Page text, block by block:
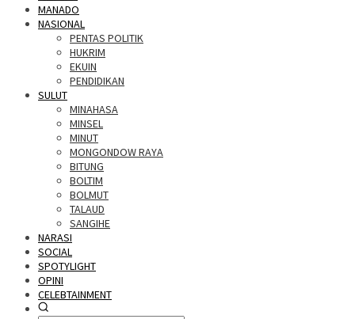
MANADO
NASIONAL
PENTAS POLITIK
HUKRIM
EKUIN
PENDIDIKAN
SULUT
MINAHASA
MINSEL
MINUT
MONGONDOW RAYA
BITUNG
BOLTIM
BOLMUT
TALAUD
SANGIHE
NARASI
SOCIAL
SPOTYLIGHT
OPINI
CELEBTAINMENT